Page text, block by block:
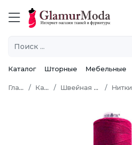
Каталог Шторные Мебельные
Главная Каталог Швейная фурнитура Нитки швейные